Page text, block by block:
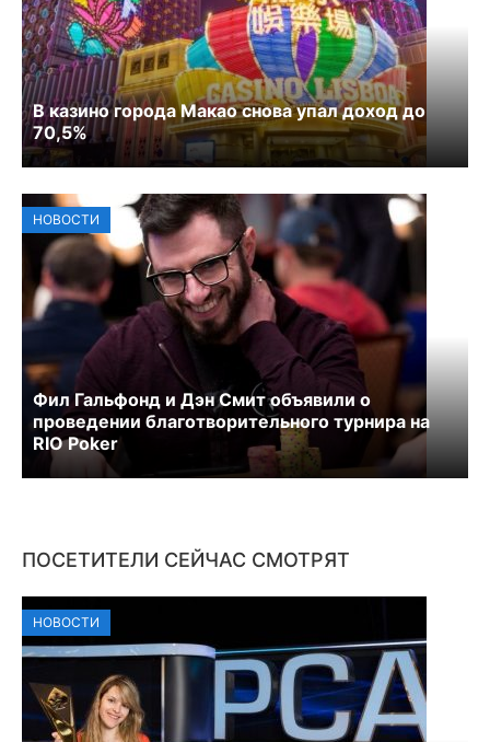
В казино города Макао снова упал доход до
70,5%
НОВОСТИ
Фил Гальфонд и Дэн Смит объявили о
проведении благотворительного турнира на
RIO Poker
ПОСЕТИТЕЛИ СЕЙЧАС СМОТРЯТ
НОВОСТИ